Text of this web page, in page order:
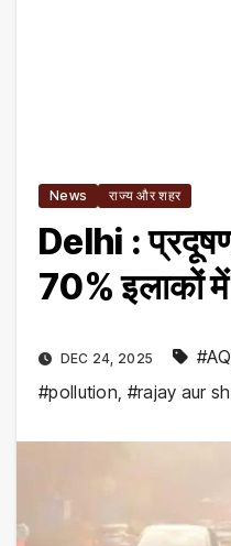
News राज्य और शहर
Delhi :
70% इलाकों
DEC 24, 2025
#pollution #rajay aur